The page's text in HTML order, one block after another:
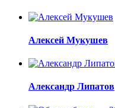
Алексей Мукушев
Александр Липатов